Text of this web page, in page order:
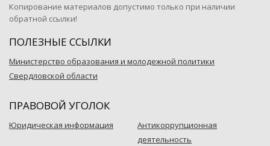
Копирование материалов допустимо только при наличии
обратной ссылки!
ПОЛЕЗНЫЕ ССЫЛКИ
Министерство образования и молодежной политики
Свердловской области
ПРАВОВОЙ УГОЛОК
Юридическая информация
Антикоррупционная
деятельность